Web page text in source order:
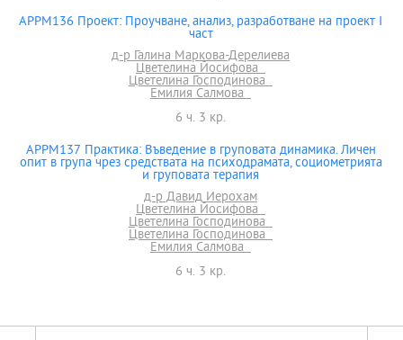
APPM136 Проект: Проучване, анализ, разработване на проект I
част
д-р Галина Маркова-Дерелиева
Цветелина Йосифова
Цветелина Господинова
Емилия Салмова
6 ч. 3 кр.
APPM137 Практика: Въведение в груповата динамика. Личен
опит в група чрез средствата на психодрамата, социометрията
и груповата терапия
д-р Давид Иерохам
Цветелина Йосифова
Цветелина Господинова
Цветелина Господинова
Емилия Салмова
6 ч. 3 кр.